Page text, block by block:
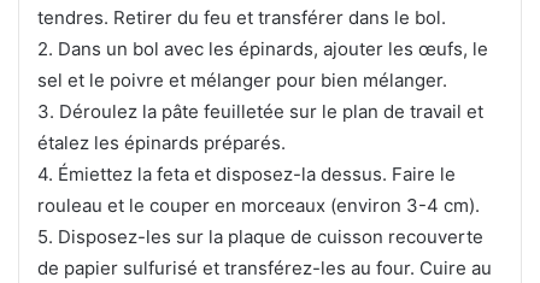
tendres. Retirer du feu et transférer dans le bol.
2. Dans un bol avec les épinards, ajouter les œufs, le
sel et le poivre et mélanger pour bien mélanger.
3. Déroulez la pâte feuilletée sur le plan de travail et
étalez les épinards préparés.
4. Émiettez la feta et disposez-la dessus. Faire le
rouleau et le couper en morceaux (environ 3-4 cm).
5. Disposez-les sur la plaque de cuisson recouverte
de papier sulfurisé et transférez-les au four. Cuire au